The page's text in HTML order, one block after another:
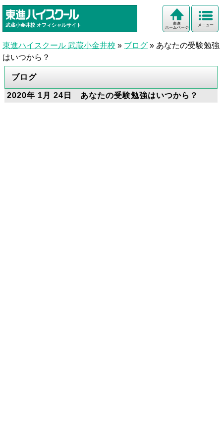
武蔵小金井校 オフィシャルサイト メニュー
東進
ホームページ
東進ハイスクール 武蔵小金井校 » ブログ » あなたの受験勉強
はいつから？
ブログ
2020年 1月 24日 あなたの受験勉強はいつから？